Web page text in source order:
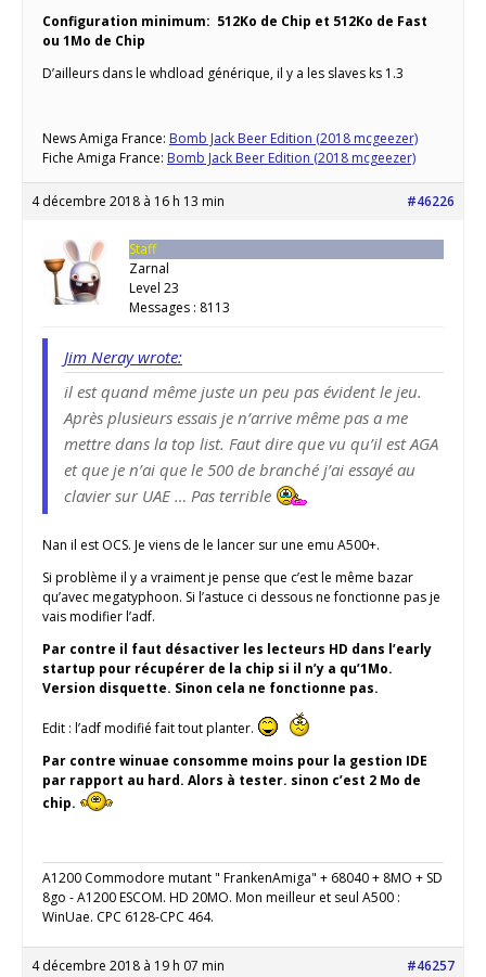
Configuration minimum: 512Ko de Chip et 512Ko de Fast
ou 1Mo de Chip
D’ailleurs dans le whdload générique, il y a les slaves ks 1.3
News Amiga France: Bomb Jack Beer Edition (2018 mcgeezer)
Fiche Amiga France: Bomb Jack Beer Edition (2018 mcgeezer)
4 décembre 2018 à 16 h 13 min #46226
Staff
Zarnal
Level 23
Messages : 8113
Jim Neray wrote:
il est quand même juste un peu pas évident le jeu.
Après plusieurs essais je n’arrive même pas a me
mettre dans la top list. Faut dire que vu qu’il est AGA
et que je n’ai que le 500 de branché j’ai essayé au
clavier sur UAE … Pas terrible
Nan il est OCS. Je viens de le lancer sur une emu A500+.
Si problème il y a vraiment je pense que c’est le même bazar
qu’avec megatyphoon. Si l’astuce ci dessous ne fonctionne pas je
vais modifier l’adf.
Par contre il faut désactiver les lecteurs HD dans l’early
startup pour récupérer de la chip si il n’y a qu’1Mo.
Version disquette. Sinon cela ne fonctionne pas.
Edit : l’adf modifié fait tout planter.
Par contre winuae consomme moins pour la gestion IDE
par rapport au hard. Alors à tester. sinon c’est 2 Mo de
chip.
A1200 Commodore mutant " FrankenAmiga" + 68040 + 8MO + SD
8go - A1200 ESCOM. HD 20MO. Mon meilleur et seul A500 :
WinUae. CPC 6128-CPC 464.
4 décembre 2018 à 19 h 07 min #46257